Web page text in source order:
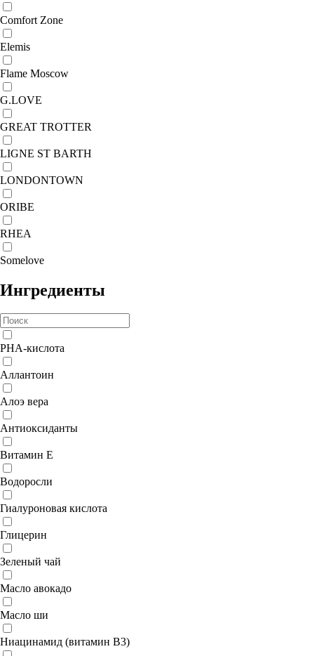
Comfort Zone
Elemis
Flame Moscow
G.LOVE
GREAT TROTTER
LIGNE ST BARTH
LONDONTOWN
ORIBE
RHEA
Somelove
Ингредиенты
PHA-кислота
Аллантоин
Алоэ вера
Антиоксиданты
Витамин E
Водоросли
Гиалуроновая кислота
Глицерин
Зеленый чай
Масло авокадо
Масло ши
Ниацинамид (витамин B3)